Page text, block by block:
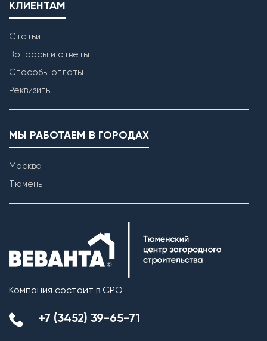
КЛИЕНТАМ
Статьи
Вопросы и ответы
Способы оплаты
Реквизиты
МЫ РАБОТАЕМ В ГОРОДАХ
Москва
Тюмень
Компания состоит в СРО
+7 (3452) 39-65-71